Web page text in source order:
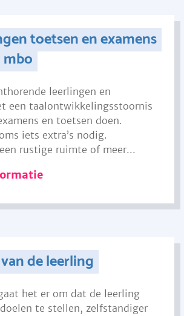
toetsen en examens
mbo
leerlingen en
een taalontwikkelingsstoornis
en toetsen doen.
iets extra’s nodig.
rustige ruimte of meer...
de leerling
het er om dat de leerling
te stellen, zelfstandiger